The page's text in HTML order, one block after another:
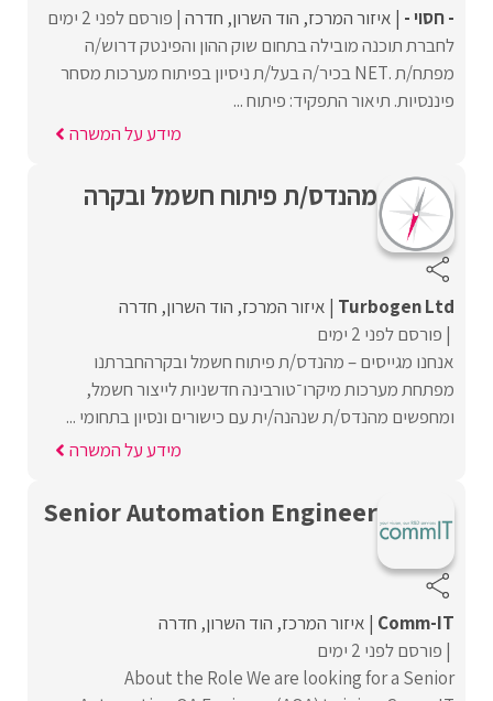
- חסוי - איזור המרכז הוד השרון חדרה פורסם לפני 2 ימים
לחברת תוכנה מובילה בתחום שוק ההון והפינטק דרוש/ה
מפתח/ת .NET בכיר/ה בעל/ת ניסיון בפיתוח מערכות מסחר
פיננסיות. תיאור התפקיד: פיתוח ...
מידע על המשרה
מהנדס/ת פיתוח חשמל ובקרה
Turbogen Ltd איזור המרכז הוד השרון חדרה
פורסם לפני 2 ימים
אנחנו מגייסים – מהנדס/ת פיתוח חשמל ובקרהחברתנו
מפתחת מערכות מיקרו־טורבינה חדשניות לייצור חשמל,
ומחפשים מהנדס/ת שנהנה/ית עם כישורים ונסיון בתחומי ...
מידע על המשרה
Senior Automation Engineer
Comm-IT איזור המרכז הוד השרון חדרה
פורסם לפני 2 ימים
About the Role We are looking for a Senior